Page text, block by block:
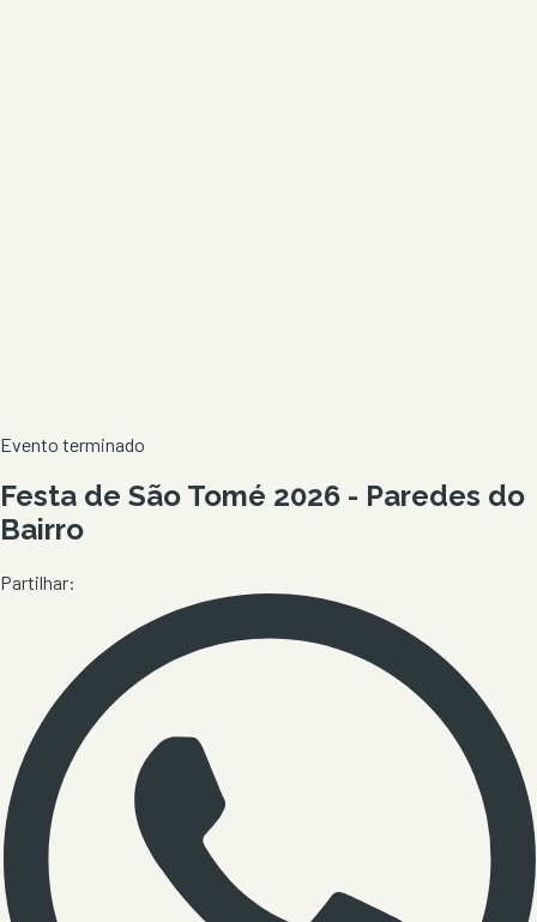
Evento terminado
Festa de São Tomé 2026 - Paredes do
Bairro
Partilhar: